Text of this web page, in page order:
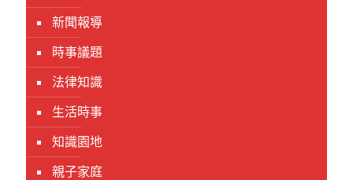
新聞報導
時事議題
法律知識
生活時事
知識園地
親子家庭